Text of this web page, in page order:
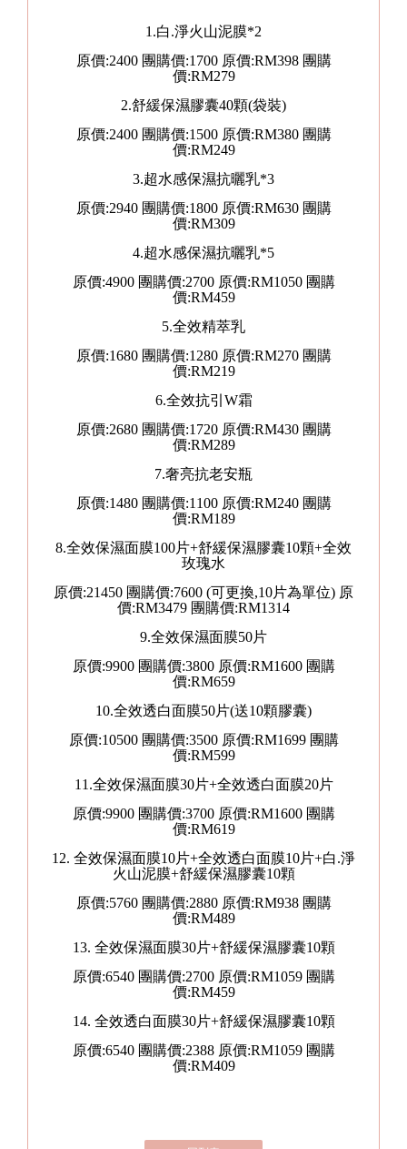
1.白.淨火山泥膜*2
原價:2400 團購價:1700 原價:RM398 團購
價:RM279
2.舒緩保濕膠囊40顆(袋裝)
原價:2400 團購價:1500 原價:RM380 團購
價:RM249
3.超水感保濕抗曬乳*3
原價:2940 團購價:1800 原價:RM630 團購
價:RM309
4.超水感保濕抗曬乳*5
原價:4900 團購價:2700 原價:RM1050 團購
價:RM459
5.全效精萃乳
原價:1680 團購價:1280 原價:RM270 團購
價:RM219
6.全效抗引W霜
原價:2680 團購價:1720 原價:RM430 團購
價:RM289
7.奢亮抗老安瓶
原價:1480 團購價:1100 原價:RM240 團購
價:RM189
8.全效保濕面膜100片+舒緩保濕膠囊10顆+全效
玫瑰水
原價:21450 團購價:7600 (可更換,10片為單位) 原
價:RM3479 團購價:RM1314
9.全效保濕面膜50片
原價:9900 團購價:3800 原價:RM1600 團購
價:RM659
10.全效透白面膜50片(送10顆膠囊)
原價:10500 團購價:3500 原價:RM1699 團購
價:RM599
11.全效保濕面膜30片+全效透白面膜20片
原價:9900 團購價:3700 原價:RM1600 團購
價:RM619
12. 全效保濕面膜10片+全效透白面膜10片+白.淨
火山泥膜+舒緩保濕膠囊10顆
原價:5760 團購價:2880 原價:RM938 團購
價:RM489
13. 全效保濕面膜30片+舒緩保濕膠囊10顆
原價:6540 團購價:2700 原價:RM1059 團購
價:RM459
14. 全效透白面膜30片+舒緩保濕膠囊10顆
原價:6540 團購價:2388 原價:RM1059 團購
價:RM409